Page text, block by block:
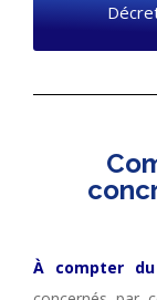
À compter